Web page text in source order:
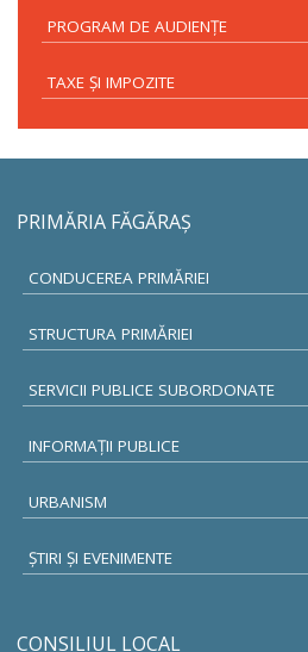
PROGRAM DE AUDIENŢE
TAXE ŞI IMPOZITE
PRIMĂRIA FĂGĂRAŞ
CONDUCEREA PRIMĂRIEI
STRUCTURA PRIMĂRIEI
SERVICII PUBLICE SUBORDONATE
INFORMAŢII PUBLICE
URBANISM
ŞTIRI ŞI EVENIMENTE
CONSILIUL LOCAL